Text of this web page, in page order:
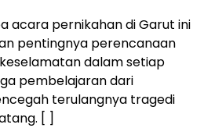
acara pernikahan di Garut ini
pentingnya perencanaan
dalam setiap
pembelajaran dari
terulangnya tragedi
[ ]